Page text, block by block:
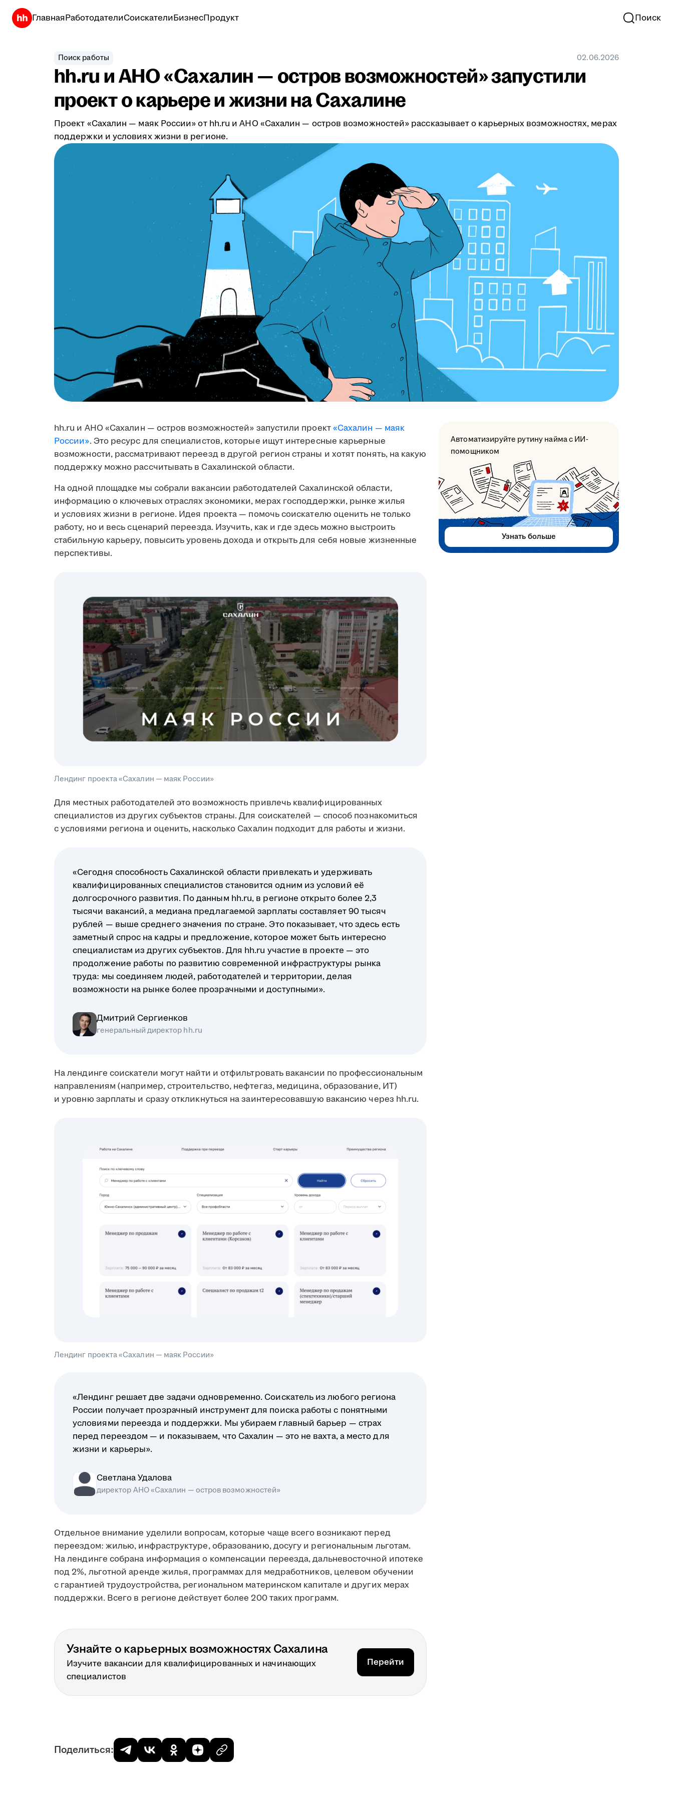
ГлавнаяРаботодателиСоискателиБизнесПродукт Поиск
Поиск работы 02.06.2026
hh.ru и АНО «Сахалин — остров возможностей» запустили
проект о карьере и жизни на Сахалине
Проект «Сахалин — маяк России» от hh.ru и АНО «Сахалин — остров возможностей» рассказывает о карьерных возможностях, мерах
поддержки и условиях жизни в регионе.
hh.ru и АНО «Сахалин — остров возможностей» запустили проект«Сахалин — маяк
России». Это ресурс для специалистов, которые ищут интересные карьерные
возможности, рассматривают переезд в другой регион страны и хотят понять, на какую
поддержку можно рассчитывать в Сахалинской области.
На одной площадке мы собрали вакансии работодателей Сахалинской области,
информацию о ключевых отраслях экономики, мерах господдержки, рынке жилья
и условиях жизни в регионе. Идея проекта — помочь соискателю оценить не только
работу, но и весь сценарий переезда. Изучить, как и где здесь можно выстроить
стабильную карьеру, повысить уровень дохода и открыть для себя новые жизненные
перспективы.
Лендинг проекта «Сахалин — маяк России»
Для местных работодателей это возможность привлечь квалифицированных
специалистов из других субъектов страны. Для соискателей — способ познакомиться
с условиями региона и оценить, насколько Сахалин подходит для работы и жизни.
«Сегодня способность Сахалинской области привлекать и удерживать
квалифицированных специалистов становится одним из условий её
долгосрочного развития. По данным hh.ru, в регионе открыто более 2,3
тысячи вакансий, а медиана предлагаемой зарплаты составляет 90 тысяч
рублей — выше среднего значения по стране. Это показывает, что здесь есть
заметный спрос на кадры и предложение, которое может быть интересно
специалистам из других субъектов. Для hh.ru участие в проекте — это
продолжение работы по развитию современной инфраструктуры рынка
труда: мы соединяем людей, работодателей и территории, делая
возможности на рынке более прозрачными и доступными».
Дмитрий Сергиенков
генеральный директор hh.ru
На лендинге соискатели могут найти и отфильтровать вакансии по профессиональным
направлениям (например, строительство, нефтегаз, медицина, образование, ИТ)
и уровню зарплаты и сразу откликнуться на заинтересовавшую вакансию через hh.ru.
Лендинг проекта «Сахалин — маяк России»
«Лендинг решает две задачи одновременно. Соискатель из любого региона
России получает прозрачный инструмент для поиска работы с понятными
условиями переезда и поддержки. Мы убираем главный барьер — страх
перед переездом — и показываем, что Сахалин — это не вахта, а место для
жизни и карьеры».
Светлана Удалова
директор АНО «Сахалин — остров возможностей»
Отдельное внимание уделили вопросам, которые чаще всего возникают перед
переездом: жилью, инфраструктуре, образованию, досугу и региональным льготам.
На лендинге собрана информация о компенсации переезда, дальневосточной ипотеке
под 2%, льготной аренде жилья, программах для медработников, целевом обучении
с гарантией трудоустройства, региональном материнском капитале и других мерах
поддержки. Всего в регионе действует более 200 таких программ.
Узнайте о карьерных возможностях Сахалина
Изучите вакансии для квалифицированных и начинающих
специалистов
Перейти
Автоматизируйте рутину найма с ИИ-
помощником
Узнать больше
Поделиться: